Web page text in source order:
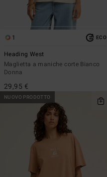
1 ECO
Heading West
Maglietta a maniche corte Bianco
Donna
29,95 €
NUOVO PRODOTTO